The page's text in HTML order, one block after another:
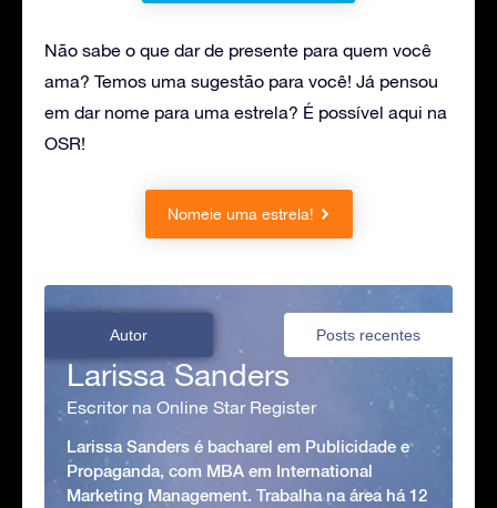
Não sabe o que dar de presente para quem você
ama? Temos uma sugestão para você! Já pensou
em dar nome para uma estrela? É possível aqui na
OSR!
Nomeie uma estrela!
Autor Posts recentes
Larissa Sanders
Escritor na Online Star Register
Larissa Sanders é bacharel em Publicidade e
Propaganda, com MBA em International
Marketing Management. Trabalha na área há 12